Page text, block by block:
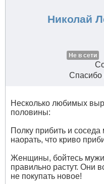
Николай
Не в сети
Спасибо
Несколько любимых
половины:
Полку прибить и
наорать, что криво
Женщины, бойтесь
правильно растут. Они
не покупать новое!